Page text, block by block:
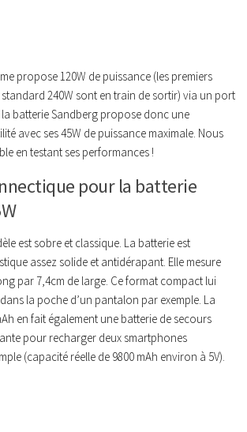
propose 120W de puissance (les premiers
240W sont en train de sortir) via un port
la batterie Sandberg propose donc une
avec ses 45W de puissance maximale. Nous
en testant ses performances !
pour la batterie
est sobre et classique. La batterie est
assez solide et antidérapant. Elle mesure
par 7,4cm de large. Ce format compact lui
la poche d’un pantalon par exemple. La
en fait également une batterie de secours
pour recharger deux smartphones
(capacité réelle de 9800 mAh environ à 5V).